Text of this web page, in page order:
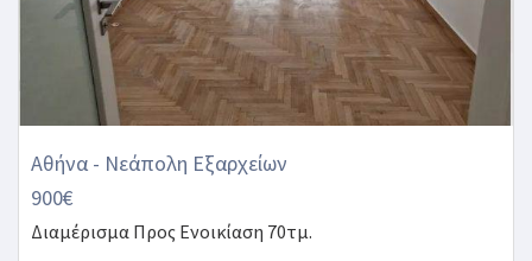
Αθήνα - Νεάπολη Εξαρχείων
900€
Διαμέρισμα Προς Ενοικίαση 70τμ.